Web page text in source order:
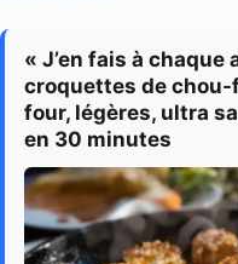
« J’en fais à chaque
croquettes de chou-
four, légères, ultra
en 30 minutes